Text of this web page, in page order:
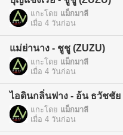
แกะโดย แม็กมาลี
เมื่อ 4 วันก่อน
แม่ย่านาง - ชูชู (ZUZU)
แกะโดย แม็กมาลี
เมื่อ 4 วันก่อน
ไอดินกลิ่นฟาง - อ้น ธวัชชัย
แกะโดย แม็กมาลี
เมื่อ 4 วันก่อน